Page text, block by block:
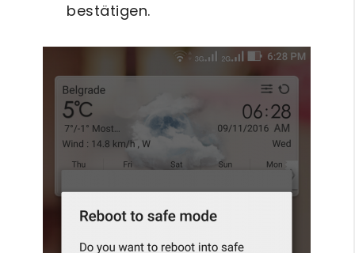
bestätigen.